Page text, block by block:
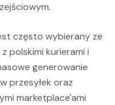
często wybierany ze
polskimi kurierami i
generowanie
przesyłek oraz
marketplace'ami